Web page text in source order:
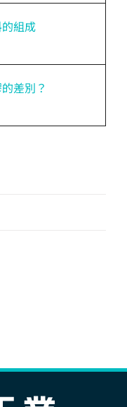
組成
差別？